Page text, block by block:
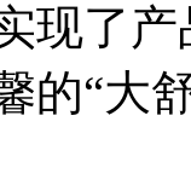
现了
的“大